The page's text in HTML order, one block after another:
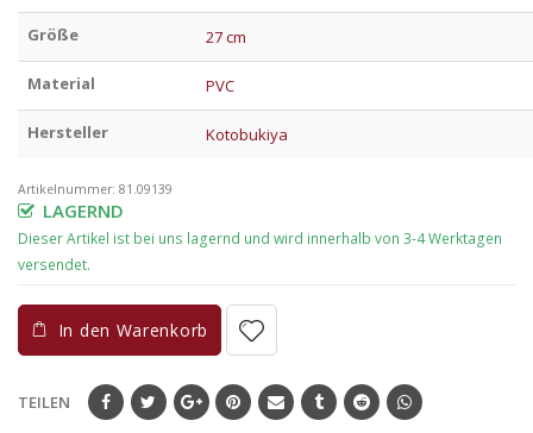
Größe 27 cm
Material PVC
Hersteller Kotobukiya
Artikelnummer: 81.09139
LAGERND
In den Warenkorb
TEILEN